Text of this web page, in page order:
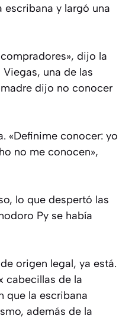
escribana y largó una
dijo la
una de las
dijo no conocer
«Definime conocer: yo
no me conocen»,
lo que despertó las
Py se había
origen legal, ya está.
cabecillas de la
que la escribana
además de la